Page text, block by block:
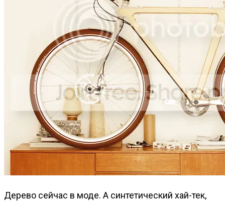
Дерево сейчас в моде. А синтетический хай-тек,